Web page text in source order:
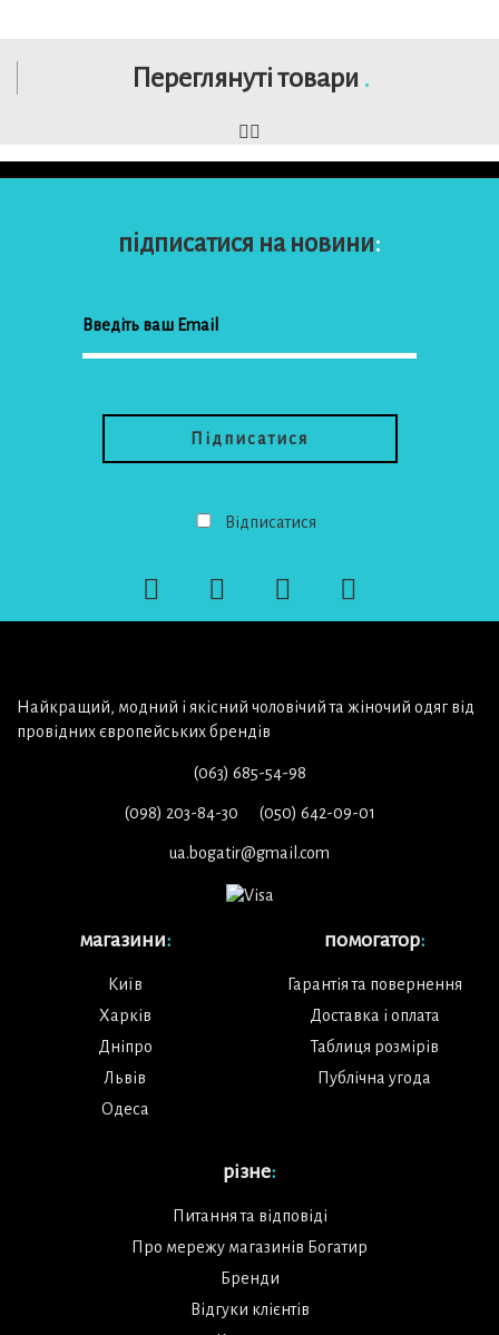
Переглянуті товари .
підписатися на новини:
Відписатися
Найкращий, модний і якісний чоловічий та жіночий одяг від
провідних європейських брендів
(063) 685-54-98
(098) 203-84-30 (050) 642-09-01
ua.bogatir@gmail.com
магазини:
Київ
Харків
Дніпро
Львів
Одеса
помогатор:
Гарантія та повернення
Доставка і оплата
Таблиця розмірів
Публічна угода
різне:
Питання та відповіді
Про мережу магазинів Богатир
Бренди
Відгуки клієнтів